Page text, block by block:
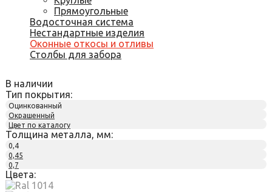
Прямоугольные
Водосточная система
Нестандартные изделия
Оконные откосы и отливы
Столбы для забора
В наличии
Тип покрытия:
Оцинкованный
Окрашенный
Цвет по каталогу
Толщина металла, мм:
0,4
0,45
0,7
Цвета: